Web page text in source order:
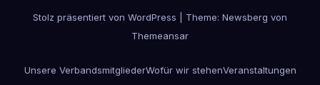
Stolz präsentiert von WordPress Theme: Newsberg von
Themeansar
Unsere VerbandsmitgliederWofür wir stehenVeranstaltungen